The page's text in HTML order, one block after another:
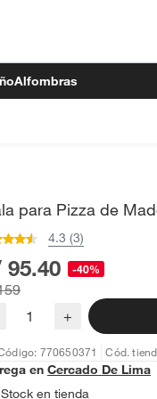
Alfombras
para Pizza de
4.3 (3)
95.40 -40%
+
770650371 Cód.
en Cercado De Lima
Stock en tienda